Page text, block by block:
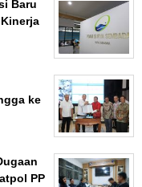
Baru
ke
PP